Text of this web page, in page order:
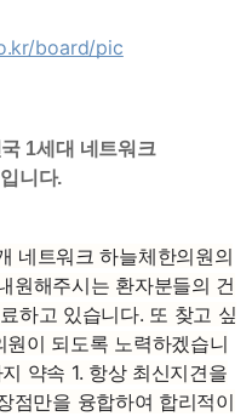
board/pic
1세대 네트워크
니다.
네트워크 하늘체한의원의
원해주시는 환자분들의 건
하고 있습니다. 또 찾고 싶
이 되도록 노력하겠습니
약속 1. 항상 최신지견을
점만을 융합하여 합리적이